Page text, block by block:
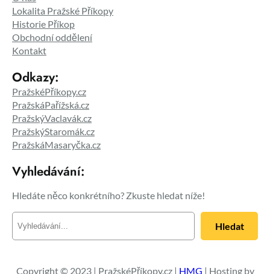
Lokalita Pražské Příkopy
Historie Příkop
Obchodní oddělení
Kontakt
Odkazy:
PražskéPříkopy.cz
PražskáPařížská.cz
PražskýVaclavák.cz
PražskýStaromák.cz
PražskáMasaryčka.cz
Vyhledávání:
Hledáte něco konkrétního? Zkuste hledat níže!
e
a
Hledat
Copyright © 2023 | PražskéPříkopy.cz | HMG | Hosting by